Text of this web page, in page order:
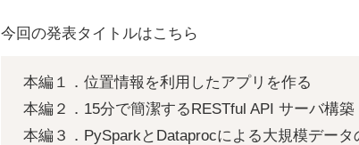
今回の発表タイトルはこちら
本編１．位置情報を利用したアプリを作る
本編２．15分で簡潔するRESTful API サーバ構築
本編３．PySparkとDataprocによる大規模データ